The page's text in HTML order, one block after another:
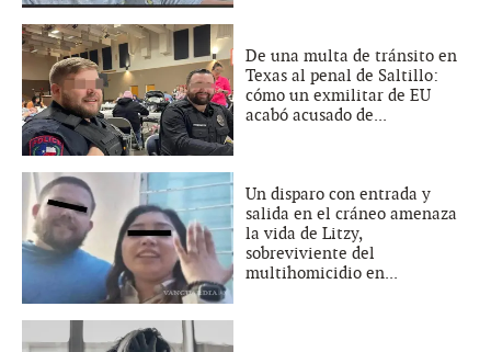
De una multa de tránsito en
Texas al penal de Saltillo:
cómo un exmilitar de EU
acabó acusado de...
Un disparo con entrada y
salida en el cráneo amenaza
la vida de Litzy,
sobreviviente del
multihomicidio en...